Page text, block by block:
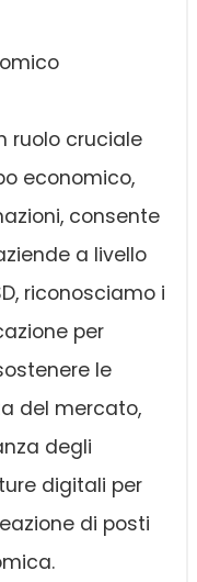
ruolo cruciale
economico,
consente
a livello
riconosciamo i
per
le
del mercato,
degli
digitali per
di posti